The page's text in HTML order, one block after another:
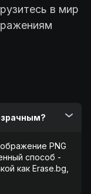
в мир
PNG
способ -
как Erase.bg,